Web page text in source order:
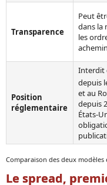
Transparence
Peut
dans la
les
Position
réglementaire
Interdit
depuis
et au
depuis
États-
Comparaison des deux
Le spread,